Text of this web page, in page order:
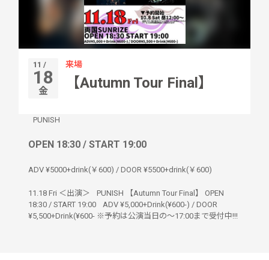
11 /
18
金
来場
【Autumn Tour Final】
PUNISH
OPEN 18:30 / START 19:00
ADV ¥5000+drink(￥600) / DOOR ¥5500+drink(￥600)
11.18 Fri ＜出演＞ PUNISH 【Autumn Tour Final】 OPEN
18:30 / START 19:00 ADV ¥5,000+Drink(¥600-) / DOOR
¥5,500+Drink(¥600- ※予約は公演当日の〜17:00まで受付中!!!